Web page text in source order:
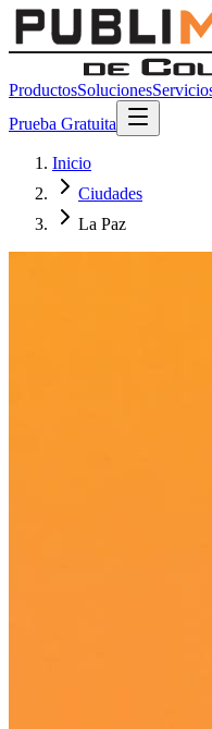
ProductosSoluciones
Prueba Gratuita
Inicio
Ciudades
La Paz